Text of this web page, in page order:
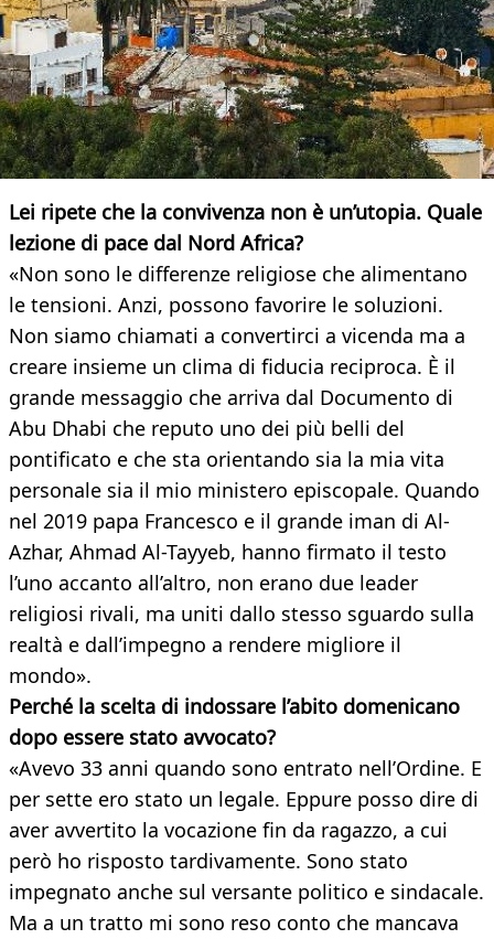
Lei ripete che la convivenza non è un’utopia. Quale
lezione di pace dal Nord Africa?
«Non sono le differenze religiose che alimentano
le tensioni. Anzi, possono favorire le soluzioni.
Non siamo chiamati a convertirci a vicenda ma a
creare insieme un clima di fiducia reciproca. È il
grande messaggio che arriva dal Documento di
Abu Dhabi che reputo uno dei più belli del
pontificato e che sta orientando sia la mia vita
personale sia il mio ministero episcopale. Quando
nel 2019 papa Francesco e il grande iman di Al-
Azhar, Ahmad Al-Tayyeb, hanno firmato il testo
l’uno accanto all’altro, non erano due leader
religiosi rivali, ma uniti dallo stesso sguardo sulla
realtà e dall’impegno a rendere migliore il
mondo».
Perché la scelta di indossare l’abito domenicano
dopo essere stato avvocato?
«Avevo 33 anni quando sono entrato nell’Ordine. E
per sette ero stato un legale. Eppure posso dire di
aver avvertito la vocazione fin da ragazzo, a cui
però ho risposto tardivamente. Sono stato
impegnato anche sul versante politico e sindacale.
Ma a un tratto mi sono reso conto che mancava